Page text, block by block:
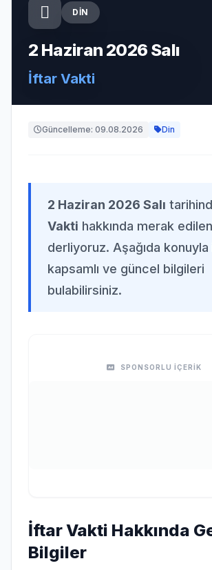
DIN
2 Haziran 2026 Salı
İftar Vakti
Güncelleme: 09.08.2026 Din
2 Haziran 2026 Salı
Vakti hakkında merak
derliyoruz. Aşağıda konuyla
kapsamlı ve güncel bilgileri
bulabilirsiniz.
SPONSORLU İÇERİK
İftar Vakti Hakkında
Bilgiler